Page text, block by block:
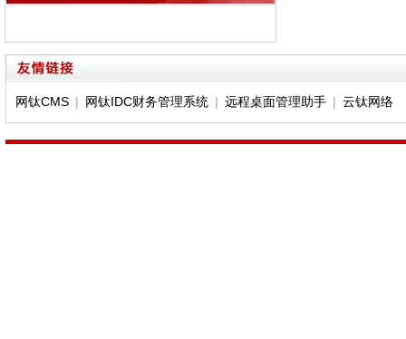
网钛CMS| 网钛IDC财务管理系统| 远程桌面管理助手| 云钛网络